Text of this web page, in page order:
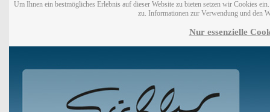
Um Ihnen ein bestmögliches Erlebnis auf dieser Website zu bieten setzen wir Cookies
zu. Informationen zur Verwendung und den
Nur essenzielle